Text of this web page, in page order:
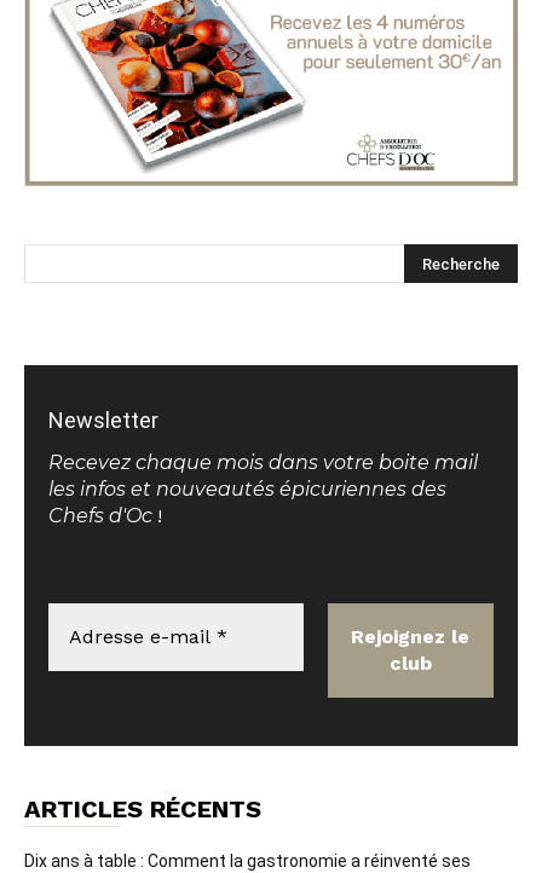
Newsletter
Recevez chaque mois dans votre boite mail
les infos et nouveautés épicuriennes des
Chefs d'Oc !
ARTICLES RÉCENTS
Dix ans à table : Comment la gastronomie a réinventé ses